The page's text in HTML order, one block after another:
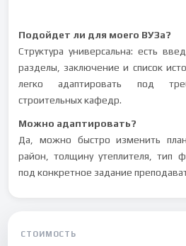
Подойдет ли для моего ВУЗа?
Структура универсальна: есть
разделы, заключение и список
легко адаптировать под
строительных кафедр.
Можно адаптировать?
Да, можно быстро изменить
район, толщину утеплителя, тип
под конкретное задание
СТОИМОСТЬ